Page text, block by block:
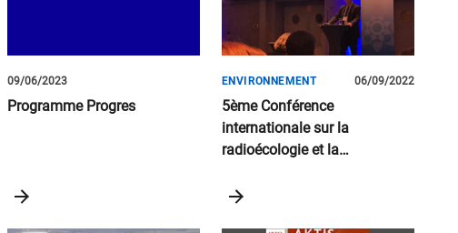
Programme Progres
09/06/2023
5ème Conférence
internationale sur la
radioécologie et la
environnementale (ICRER)
ENVIRONNEMENT 06/09/2022